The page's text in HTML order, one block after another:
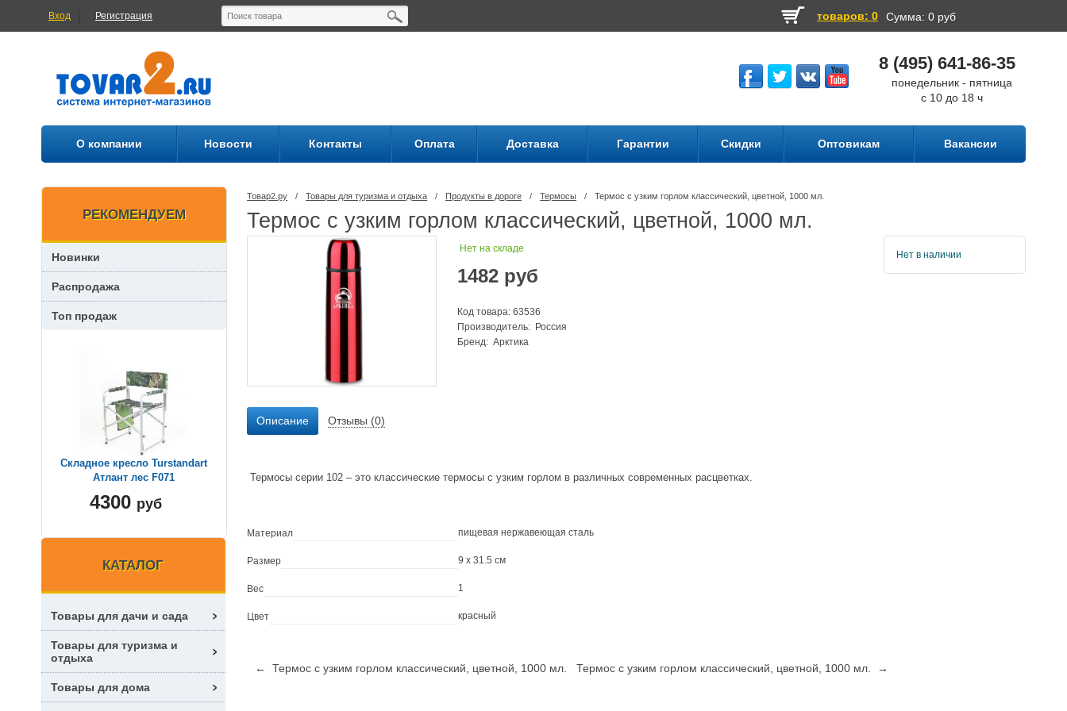
Вход Регистрация товаров: 0 Сумма: 0 руб
8 (495) 641-86-35
понедельник - пятница
с 10 до 18 ч
О компании Новости Контакты Оплата Доставка Гарантии Скидки Оптовикам Вакансии
Товар2.ру / Товары для туризма и отдыха / Продукты в дороге / Термосы / Термос с узким горлом классический, цветной, 1000 мл.
Термос с узким горлом классический, цветной, 1000 мл.
Нет на складе
1482 руб
Код товара: 63536
Производитель: Россия
Бренд:Арктика
Нет в наличии
Описание Отзывы (0)
Термосы серии 102 – это классические термосы с узким горлом в различных современных расцветках.
Материал пищевая нержавеющая сталь
Размер 9 х 31.5 cм
Вес 1
Цвет красный
← Термос с узким горлом классический, цветной, 1000 мл. Термос с узким горлом классический, цветной, 1000 мл. →
РЕКОМЕНДУЕМ
Новинки
Распродажа
Топ продаж
Складное кресло Turstandart
Атлант лес F071
4300 руб
КАТАЛОГ
Товары для дачи и сада
Товары для туризма и
отдыха
Товары для дома